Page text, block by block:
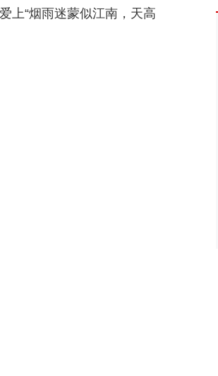
上“烟雨迷蒙似江南，天高